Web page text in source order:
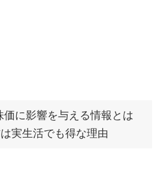
に影響を与える情報とは
実生活でも得な理由